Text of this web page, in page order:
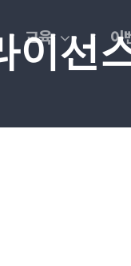
교육 이
이선